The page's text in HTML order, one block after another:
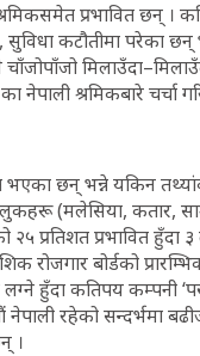
प्रभावित छन् ।
कटौतीमा परेका छन्
चाँजोपाँजो
नेपाली श्रमिकबारे चर्चा
भएका छन् भन्ने यकिन
(मलेसिया, कतार,
प्रतिशत प्रभावित हुँदा
रोजगार बोर्डको
लग्ने हुँदा कतिपय कम्पनी
नेपाली रहेको सन्दर्भमा
।